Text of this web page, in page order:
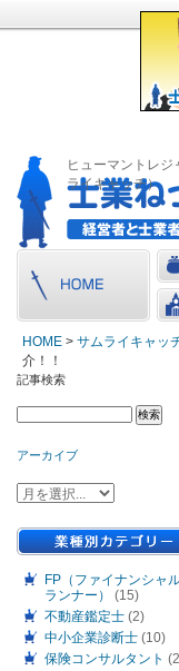
ヒューマントレ
ライキャッチ）
HOME > サムライキャッ
介！！
記事検索
アーカイブ
FP（ファイナンシャ
ランナー）
(15)
不動産鑑定士 (2)
中小企業診断士 (10)
保険コンサルタント